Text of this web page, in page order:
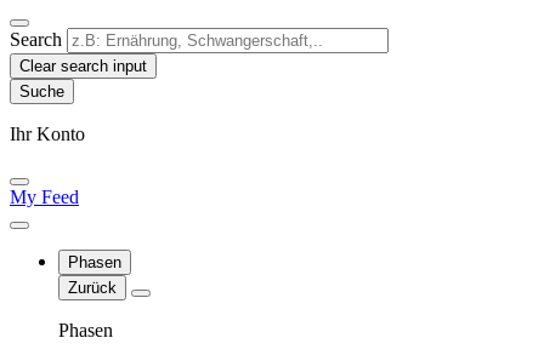
Search
Clear search input
Ihr Konto​
My Feed
Phasen
Zurück
Phasen